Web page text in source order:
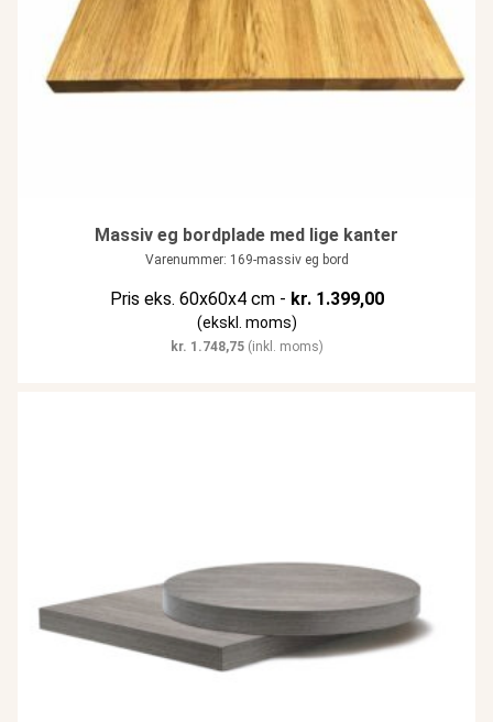
Massiv eg bordplade med lige kanter
Varenummer: 169-massiv eg bord
Pris eks. 60x60x4 cm - kr.1.399,00
(ekskl. moms)
kr. 1.748,75(inkl. moms)